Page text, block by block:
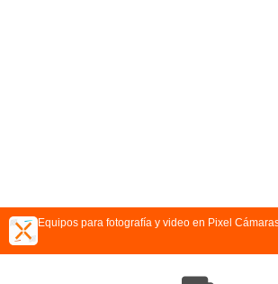
Equipos para fotografía y video en Pixel